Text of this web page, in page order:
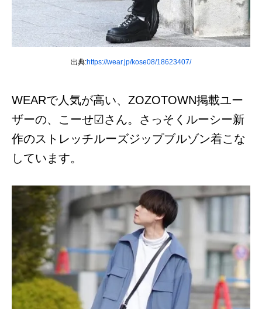
出典:https://wear.jp/kose08/18623407/
WEARで人気が高い、ZOZOTOWN掲載ユー
ザーの、こーせ︎︎︎︎︎︎︎︎☑︎さん。さっそくルーシー新
作のストレッチルーズジップブルゾン着こな
しています。